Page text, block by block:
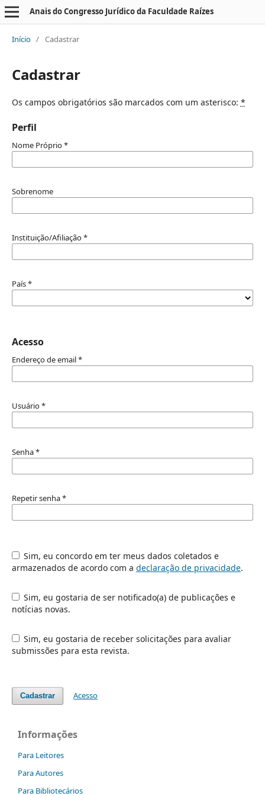
Anais do Congresso Jurídico da Faculdade Raízes
Início / Cadastrar
Cadastrar
Os campos obrigatórios são marcados com um asterisco: *
Perfil
Nome Próprio*
Sobrenome
Instituição/Afiliação*
País*
Acesso
Endereço de email*
Usuário*
Senha*
Repetir senha*
Sim, eu concordo em ter meus dados coletados e
armazenados de acordo com a declaração de privacidade.
Sim, eu gostaria de ser notificado(a) de publicações e
notícias novas.
Sim, eu gostaria de receber solicitações para avaliar
submissões para esta revista.
Cadastrar Acesso
Informações
Para Leitores
Para Autores
Para Bibliotecários